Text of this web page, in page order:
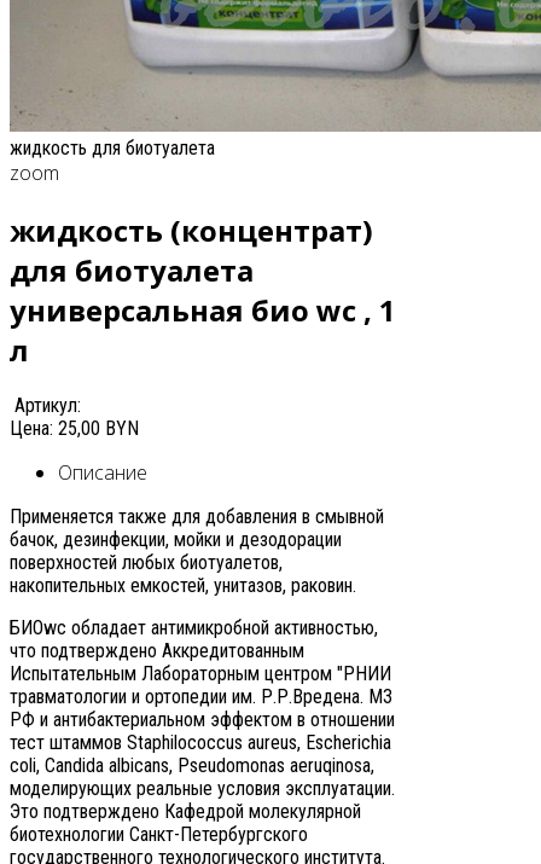
жидкость для биотуалета
zoom
жидкость (концентрат)
для биотуалета
универсальная био wc , 1
л
Артикул:
Цена: 25,00 BYN
Описание
Применяется также для добавления в смывной
бачок, дезинфекции, мойки и дезодорации
поверхностей любых биотуалетов,
накопительных емкостей, унитазов, раковин.
БИОwc обладает антимикробной активностью,
что подтверждено Аккредитованным
Испытательным Лабораторным центром "РНИИ
травматологии и ортопедии им. Р.Р.Вредена. МЗ
РФ и антибактериальном эффектом в отношении
тест штаммов Staphilococcus aureus, Escherichia
coli, Candida albicans, Pseudomonas aeruqinosa,
моделирующих реальные условия эксплуатации.
Это подтверждено Кафедрой молекулярной
биотехнологии Санкт-Петербургского
государственного технологического института.